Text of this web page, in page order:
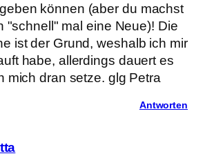
können (aber du machst
"schnell" mal eine Neue)! Die
ist der Grund, weshalb ich mir
habe, allerdings dauert es
mich dran setze. glg Petra
Antworten